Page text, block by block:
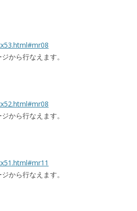
から行なえます。
から行なえます。
から行なえます。